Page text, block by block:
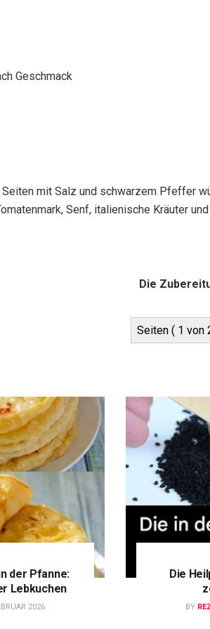
Geschmack
mit Salz und schwarzem Pfeffer
Senf, italienische Kräuter
Die
Seiten ( 1 von
der Pfanne:
Lebkuchen
2026
Die
BY